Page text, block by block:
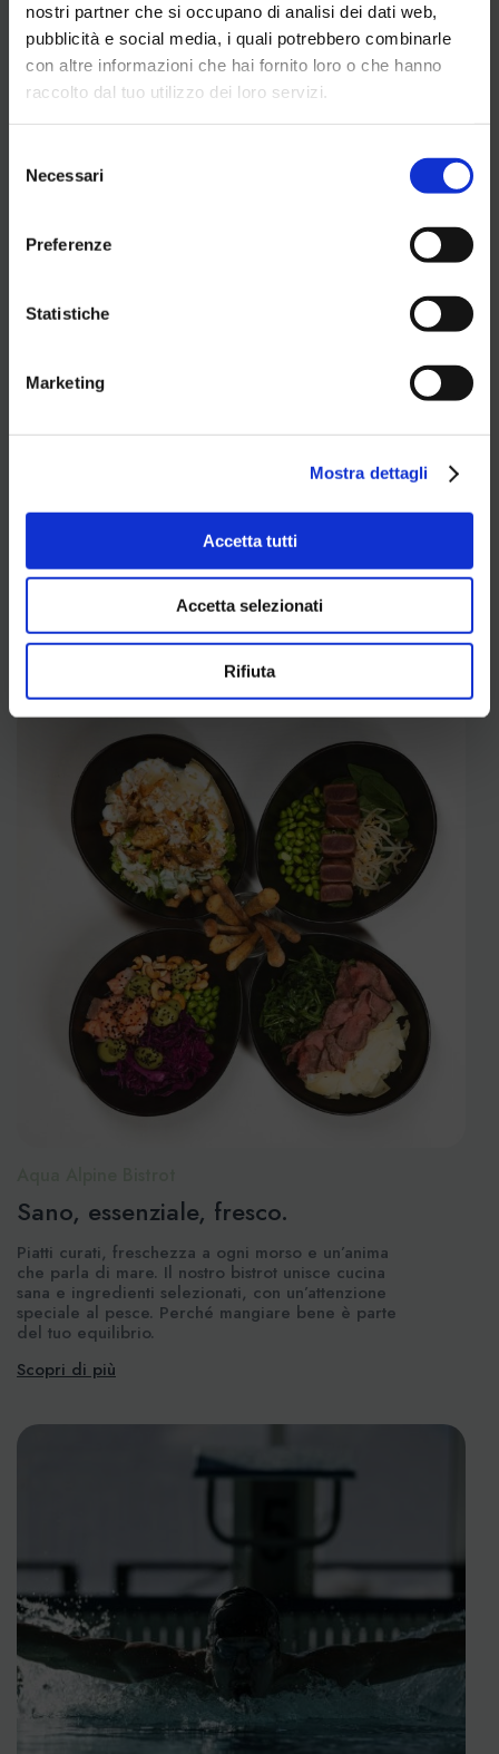
nostri partner che si occupano di analisi dei dati web,
pubblicità e social media, i quali potrebbero combinarle
con altre informazioni che hai fornito loro o che hanno
raccolto dal tuo utilizzo dei loro servizi.
delNecessari
Preferenze
Statistiche
Marketing
Mostra dettagli
Accetta tutti
Accetta selezionati
Rifiuta
alla tua mente.
Trattamenti rilassanti, scrub profumati e attenzioni
che avvolgono. Un momento solo per te, dove ogni
gesto scioglie le tensioni e riporta equilibrio. Esci
rigenerato, dentro e fuori.
Sano, essenziale, fresco.
Piatti curati, freschezza a ogni morso e un’anima
che parla di mare. Il nostro bistrot unisce cucina
sana e ingredienti selezionati, con un’attenzione
speciale al pesce. Perché mangiare bene è parte
del tuo equilibrio.
Scopri di più